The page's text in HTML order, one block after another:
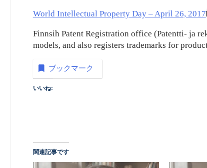
World Intellectual Property Day – April 26, 2017
Finnsih Patent Registration office (Patentti- ja
models, and also registers trademarks for
ブックマーク
いいね:
関連記事です